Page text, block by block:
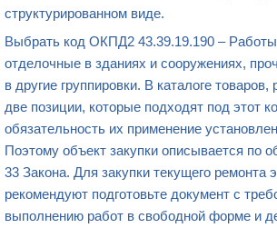
структурированном виде.
Выбрать код ОКПД2 43.39.19.190 –
отделочные в зданиях и сооружениях,
в другие группировки. В каталоге товаров,
две позиции, которые подходят под этот
обязательность их применение
Поэтому объект закупки описывается по
33 Закона. Для закупки текущего ремонта
рекомендуют подготовьте документ с
выполнению работ в свободной форме и